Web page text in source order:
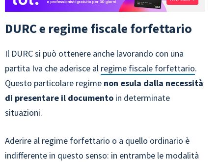
DURC e regime fiscale forfettario
Il DURC si può ottenere anche lavorando con una
partita Iva che aderisce al regime fiscale forfettario.
Questo particolare regime non esula dalla necessità
di presentare il documento in determinate
situazioni.
Aderire al regime forfettario o a quello ordinario è
indifferente in questo senso: in entrambe le modalità